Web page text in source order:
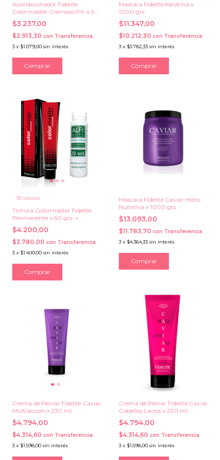
Acondicionador Fidelite
Colormaster Cremoso Ph 4,5 x
230 ml.
$3.237,00
$2.913,30 con Transferencia
3 x $1.079,00 sin interés
Mascara Fidelite Keratina x
1000 grs.
$11.347,00
$10.212,30 con Transferencia
3 x $3.782,33 sin interés
92 colores
Tintura Colormaster Fidelite
Permanente x 60 grs. +
Oxidante Cremoso Alfi Nova
20 vol x 100 ml.
$4.200,00
$3.780,00 con Transferencia
3 x $1.400,00 sin interés
Comprar
Mascara Fidelite Caviar Hidro
Nutritiva x 1000 grs.
$13.093,00
$11.783,70 con Transferencia
3 x $4.364,33 sin interés
Crema de Peinar Fidelite Caviar
Multiaccion x 230 ml.
$4.794,00
$4.314,60 con Transferencia
3 x $1.598,00 sin interés
Crema de Peinar Fidelite Caviar
Cabellos Lacios x 230 ml.
$4.794,00
$4.314,60 con Transferencia
3 x $1.598,00 sin interés